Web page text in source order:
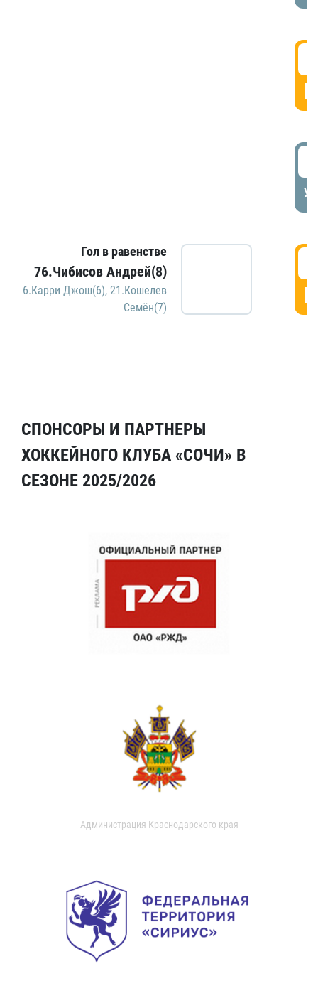
Гол в равенстве
76.Чибисов Андрей(8)
6.Карри Джош(6), 21.Кошелев
Семён(7)
СПОНСОРЫ И ПАРТНЕРЫ
ХОККЕЙНОГО КЛУБА «СОЧИ» В
СЕЗОНЕ 2025/2026
Администрация Краснодарского края